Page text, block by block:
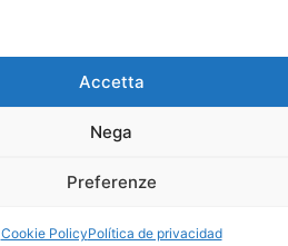
Accetta
Nega
Preferenze
Cookie PolicyPolítica de privacidad